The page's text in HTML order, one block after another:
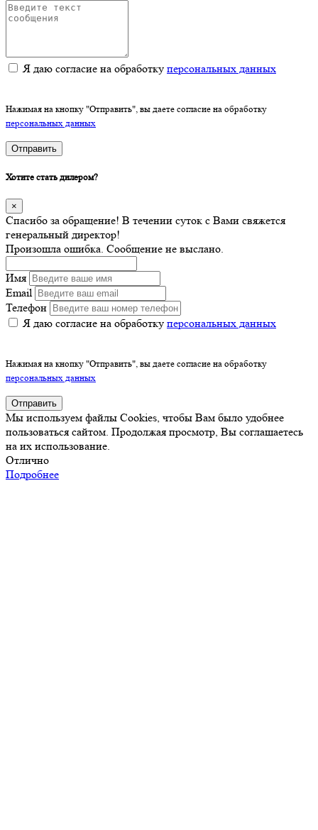
Я даю согласие на обработку персональных данных
Нажимая на кнопку "Отправить", вы даете согласие на обработку
персональных данных
Отправить
Хотите стать дилером?
×
Спасибо за обращение! В течении суток с Вами свяжется
генеральный директор!
Произошла ошибка. Сообщение не выслано.
Имя
Email
Телефон
Я даю согласие на обработку персональных данных
Нажимая на кнопку "Отправить", вы даете согласие на обработку
персональных данных
Отправить
Мы используем файлы Cookies, чтобы Вам было удобнее
пользоваться сайтом. Продолжая просмотр, Вы соглашаетесь
на их использование.
Отлично
Подробнее